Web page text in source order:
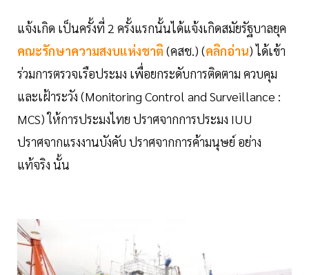
แจ้งเกิด เป็นครั้งที่ 2 ครั้งแรกนั้นได้แจ้งเกิดสมัยรัฐบาลยุค
คณะรักษาความสงบแห่งชาติ (คสช.) (คลิกอ่าน) ได้เข้า
ร่วมการตรวจเรือประมง เพื่อยกระดับการติดตาม ควบคุม
และเฝ้าระวัง (Monitoring Control and Surveillance :
MCS) ให้การประมงไทย ปราศจากการประมง IUU
ปราศจากแรงงานบังคับ ปราศจากการค้ามนุษย์ อย่าง
แท้จริง นั้น